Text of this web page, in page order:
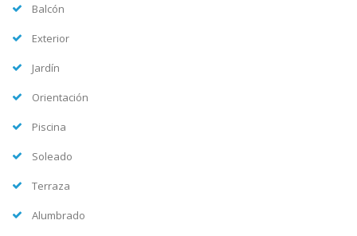
Balcón
Exterior
Jardín
Orientación
Piscina
Soleado
Terraza
Alumbrado